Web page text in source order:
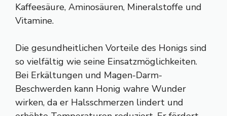
Kaffeesäure, Aminosäuren, Mineralstoffe und
Vitamine.
Die gesundheitlichen Vorteile des Honigs sind
so vielfältig wie seine Einsatzmöglichkeiten.
Bei Erkältungen und Magen-Darm-
Beschwerden kann Honig wahre Wunder
wirken, da er Halsschmerzen lindert und